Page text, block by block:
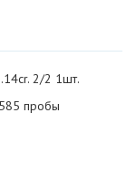
2/2 1шт.
пробы